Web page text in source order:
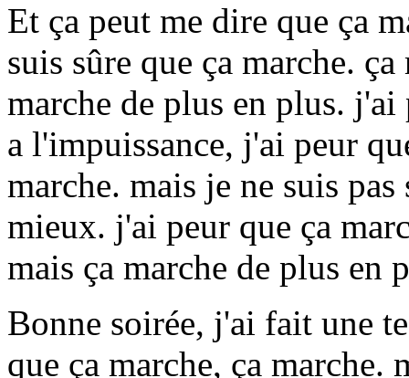
Et ça peut me dire que ça
suis sûre que ça marche.
marche de plus en plus.
a l'impuissance, j'ai peur
marche. mais je ne suis
mieux. j'ai peur que ça
mais ça marche de plus en
Bonne soirée, j'ai fait une
que ça marche, ça